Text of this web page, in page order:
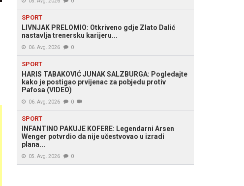
SPORT
LIVNJAK PRELOMIO: Otkriveno gdje Zlato Dalić
nastavlja trenersku karijeru...
06. Avg. 2026 0
SPORT
HARIS TABAKOVIĆ JUNAK SALZBURGA: Pogledajte
kako je postigao prvijenac za pobjedu protiv
Pafosa (VIDEO)
06. Avg. 2026 0
SPORT
INFANTINO PAKUJE KOFERE: Legendarni Arsen
Wenger potvrdio da nije učestvovao u izradi
plana...
05. Avg. 2026 0